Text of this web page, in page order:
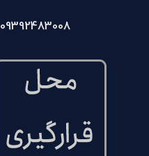
09392483008 – 09302483008